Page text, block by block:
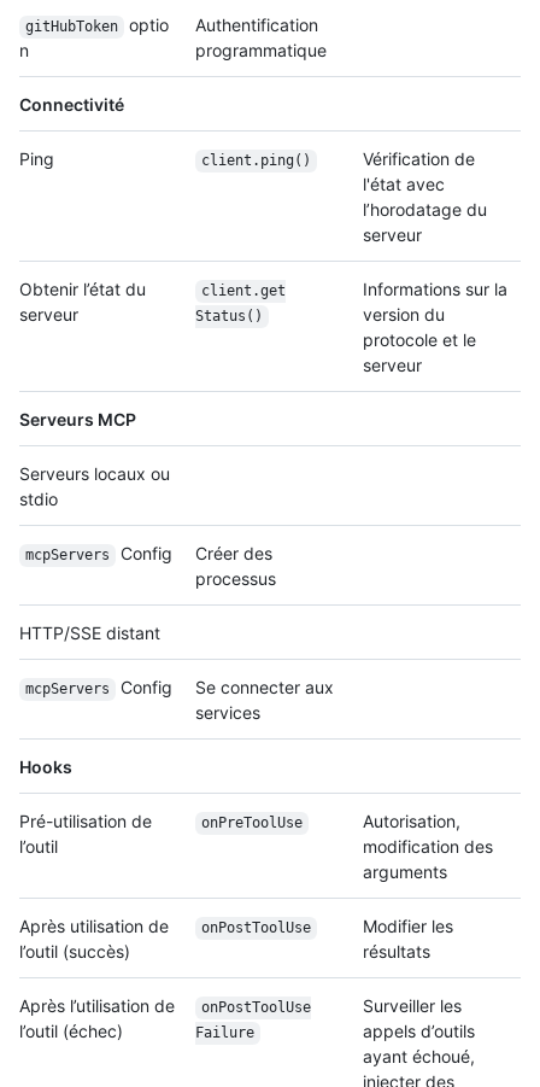
gitHubToken
optio
n
Authentification
programmatique
Connectivité
Ping client.ping()
Vérification de
l'état avec
l’horodatage du
serveur
Obtenir l’état du
serveur
client.get
Status()
Informations sur la
version du
protocole et le
serveur
Serveurs MCP
Serveurs locaux ou
stdio
mcpServers Config
Créer des
processus
HTTP/SSE distant
mcpServers Config
Se connecter aux
services
Hooks
Pré-utilisation de
l’outil
onPreToolUse
Autorisation,
modification des
arguments
Après utilisation de
l’outil (succès)
onPostToolUse
Modifier les
résultats
Après l’utilisation de
l’outil (échec)
onPostToolUse
Failure
Surveiller les
appels d’outils
ayant échoué,
injecter des